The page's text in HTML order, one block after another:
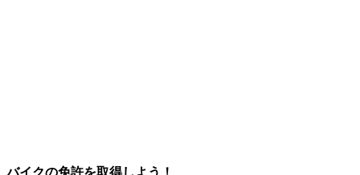
バイクの免許を取得しよう！